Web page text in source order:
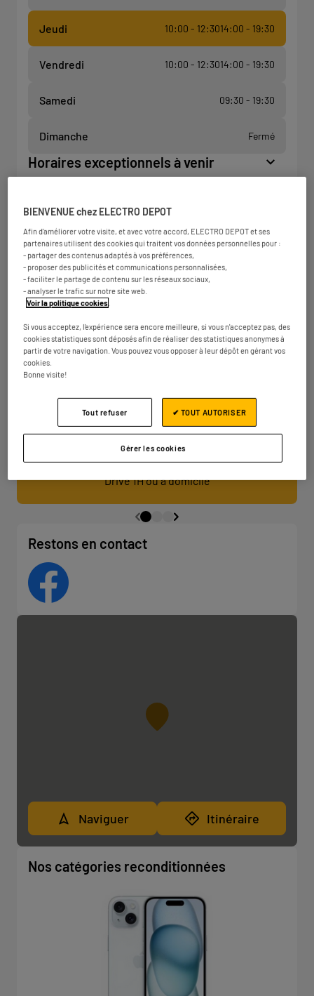
Jeudi 10:00 - 12:3014:00 - 19:30
Vendredi 10:00 - 12:3014:00 - 19:30
Samedi 09:30 - 19:30
Dimanche Fermé
Horaires exceptionnels à venir
Retrait / Livraison
Drive 1H ou à domicile
Restons en contact
Facebook
Naviguer Itinéraire
Nos catégories reconditionnées
BIENVENUE chez ELECTRO DEPOT
Afin d'améliorer votre visite, et avec votre accord, ELECTRO DEPOT et ses
partenaires utilisent des cookies qui traitent vos données personnelles pour :
- partager des contenus adaptés à vos préférences,
- proposer des publicités et communications personnalisées,
- faciliter le partage de contenu sur les réseaux sociaux,
- analyser le trafic sur notre site web.
Voir la politique cookies
Si vous acceptez, l'expérience sera encore meilleure, si vous n'acceptez pas, des
cookies statistiques sont déposés afin de réaliser des statistiques anonymes à
partir de votre navigation. Vous pouvez vous opposer à leur dépôt en gérant vos
cookies.
Bonne visite!
Gérer les cookies
Tout refuser ✔ TOUT AUTORISER